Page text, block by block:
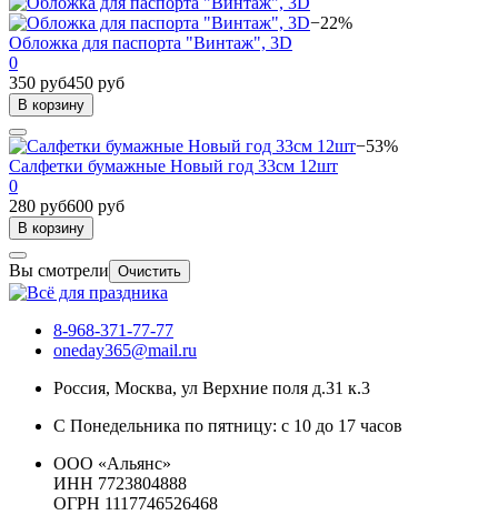
−22%
Обложка для паспорта "Винтаж", 3D
0
350 руб450 руб
В корзину
−53%
Салфетки бумажные Новый год 33см 12шт
0
280 руб600 руб
В корзину
Вы смотрели Очистить
8-968-371-77-77
oneday365@mail.ru
Россия, Москва, ул Верхние поля д.31 к.3
С Понедельника по пятницу: с 10 до 17 часов
ООО «Альянс»
ИНН 7723804888
ОГРН 1117746526468